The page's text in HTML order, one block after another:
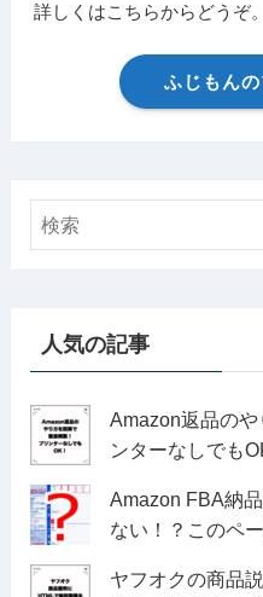
詳しくはこちらからどうぞ。
ふじもん
人気の記事
Amazon返品のや
ンターなしでも
Amazon FBA納
ない！？このペ
ヤフオクの商品